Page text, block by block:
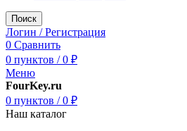
Поиск
Логин / Регистрация
0 Сравнить
0 пунктов / 0 ₽
Меню
FourKey.ru
0 пунктов / 0 ₽
Наш каталог